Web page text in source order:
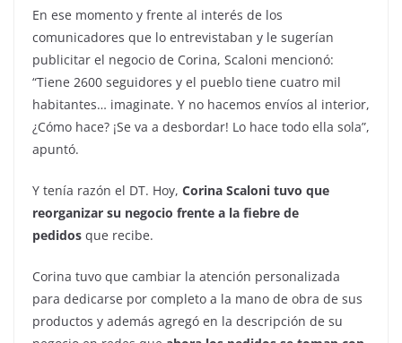
En ese momento y frente al interés de los
comunicadores que lo entrevistaban y le sugerían
publicitar el negocio de Corina, Scaloni mencionó:
“Tiene 2600 seguidores y el pueblo tiene cuatro mil
habitantes… imaginate. Y no hacemos envíos al interior,
¿Cómo hace? ¡Se va a desbordar! Lo hace todo ella sola”,
apuntó.
Y tenía razón el DT. Hoy, Corina Scaloni tuvo que
reorganizar su negocio frente a la fiebre de
pedidos que recibe.
Corina tuvo que cambiar la atención personalizada
para dedicarse por completo a la mano de obra de sus
productos y además agregó en la descripción de su